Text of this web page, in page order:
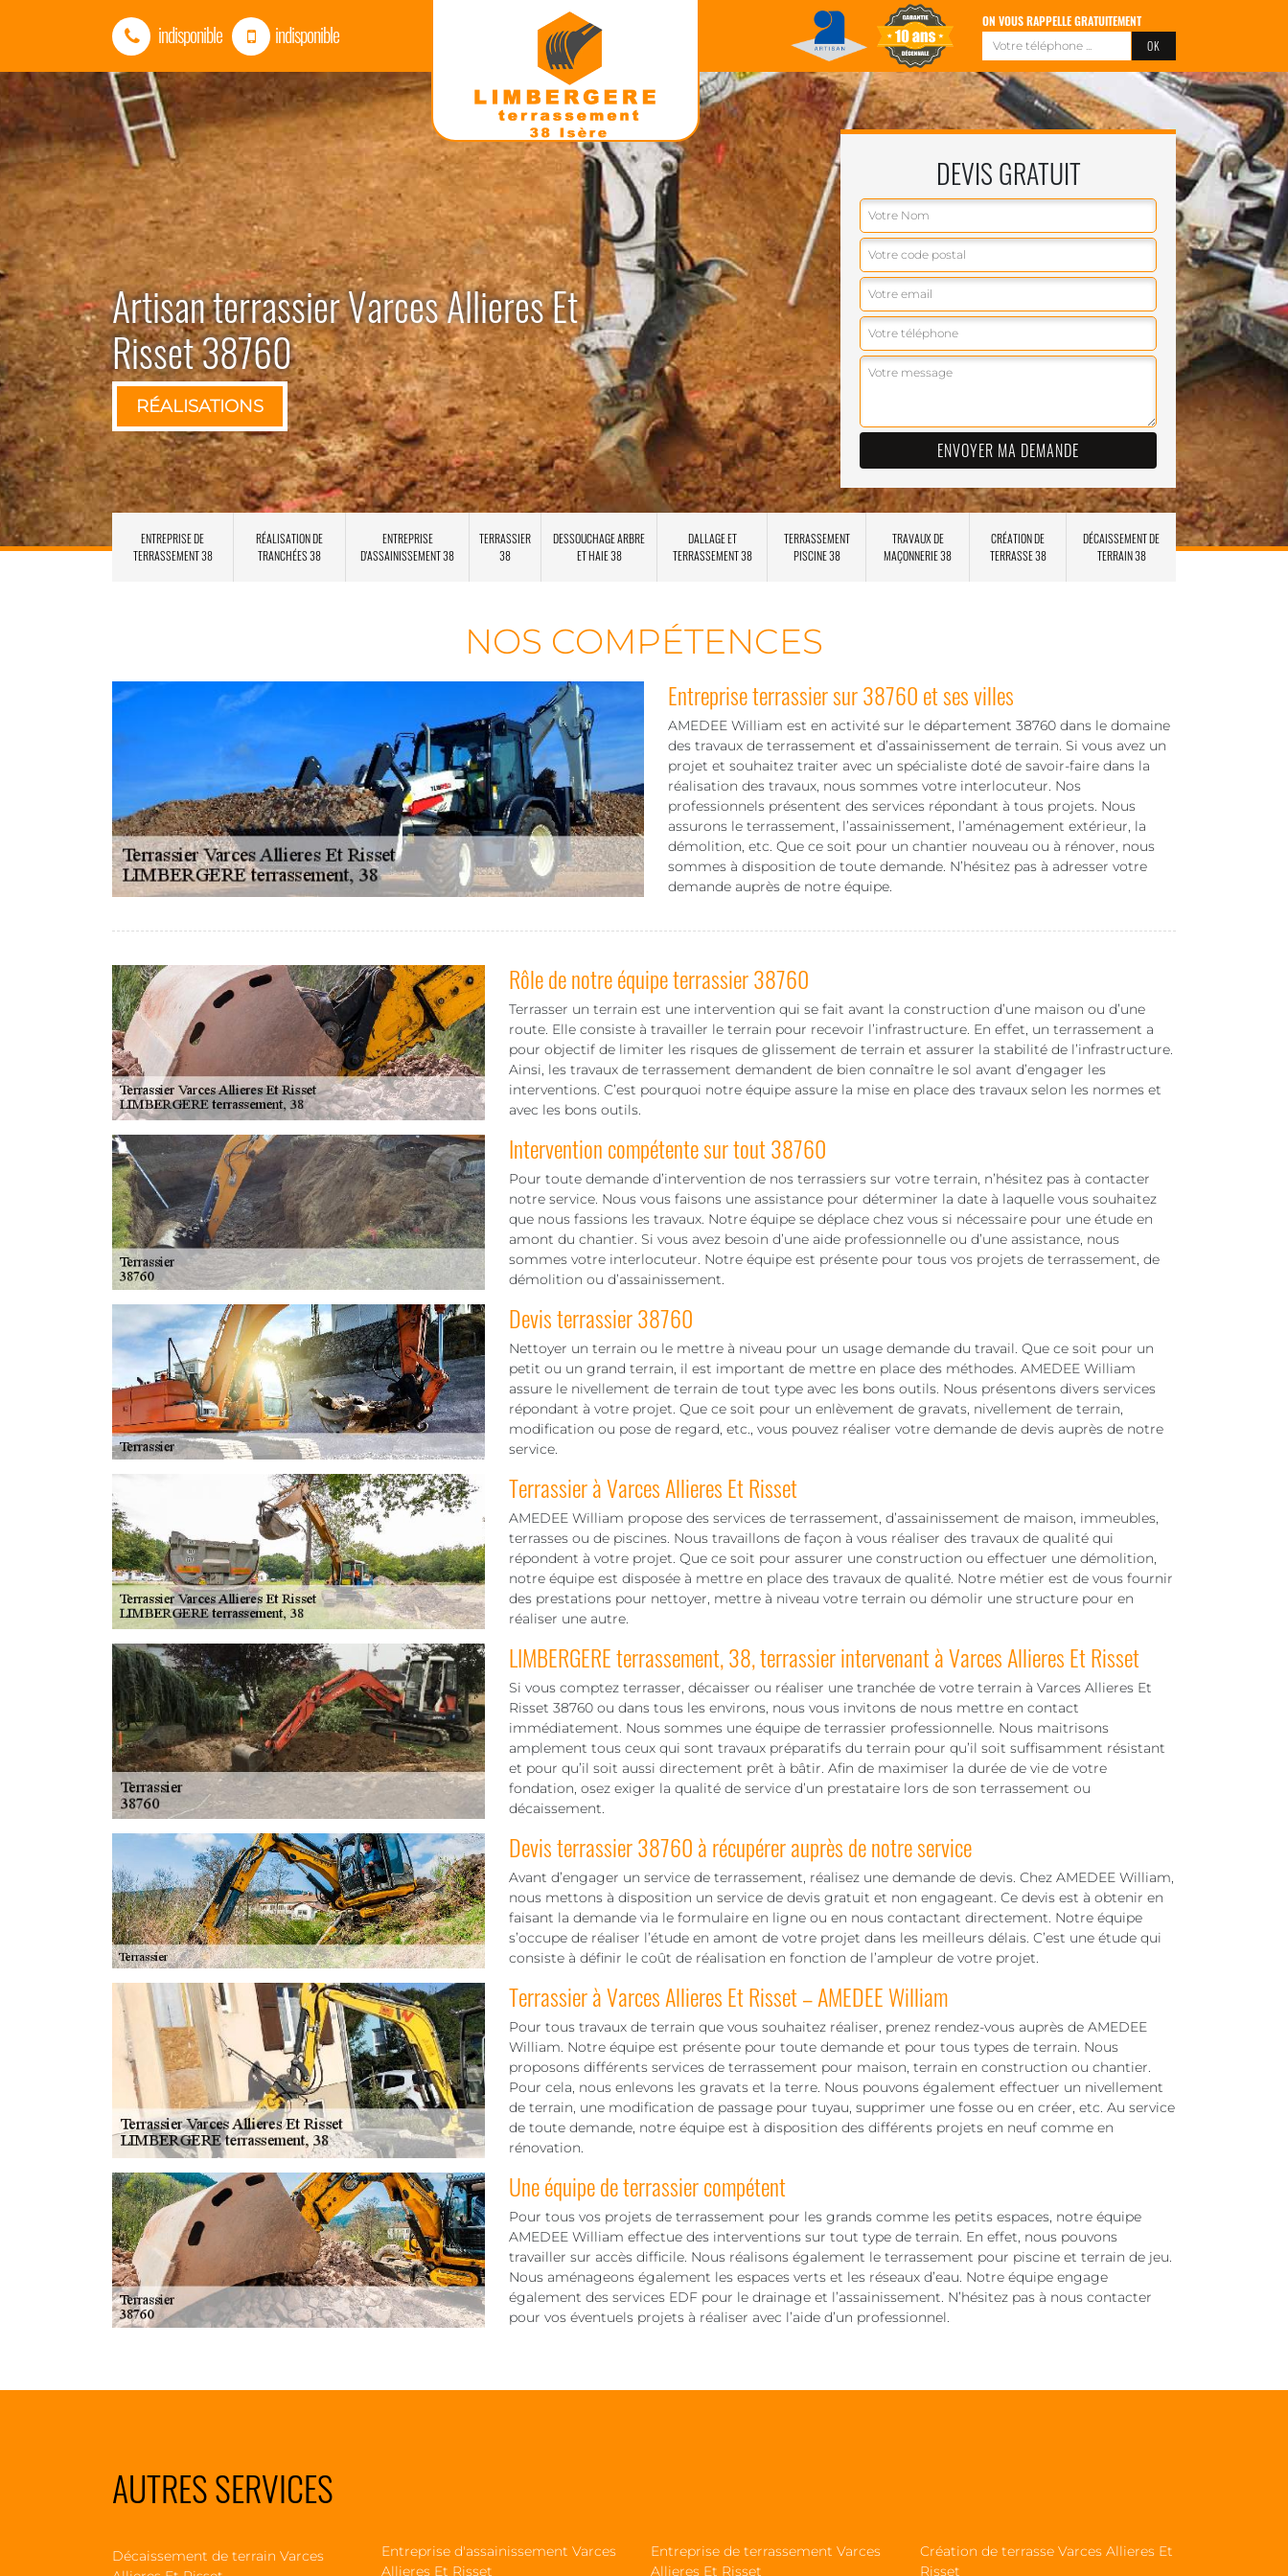
indisponible indisponible ON VOUS RAPPELLE GRATUITEMENT
Artisan terrassier Varces Allieres Et
Risset 38760
RÉALISATIONS
DEVIS GRATUIT
ENTREPRISE DE
TERRASSEMENT 38
RÉALISATION DE
TRANCHÉES 38
ENTREPRISE
D'ASSAINISSEMENT 38
TERRASSIER
38
DESSOUCHAGE ARBRE
ET HAIE 38
DALLAGE ET
TERRASSEMENT 38
TERRASSEMENT
PISCINE 38
TRAVAUX DE
MAÇONNERIE 38
CRÉATION DE
TERRASSE 38
DÉCAISSEMENT DE
TERRAIN 38
NOS COMPÉTENCES
Entreprise terrassier sur 38760 et ses villes
AMEDEE William est en activité sur le département 38760 dans le domaine
des travaux de terrassement et d’assainissement de terrain. Si vous avez un
projet et souhaitez traiter avec un spécialiste doté de savoir-faire dans la
réalisation des travaux, nous sommes votre interlocuteur. Nos
professionnels présentent des services répondant à tous projets. Nous
assurons le terrassement, l’assainissement, l’aménagement extérieur, la
démolition, etc. Que ce soit pour un chantier nouveau ou à rénover, nous
sommes à disposition de toute demande. N’hésitez pas à adresser votre
demande auprès de notre équipe.
Rôle de notre équipe terrassier 38760
Terrasser un terrain est une intervention qui se fait avant la construction d’une maison ou d’une
route. Elle consiste à travailler le terrain pour recevoir l’infrastructure. En effet, un terrassement a
pour objectif de limiter les risques de glissement de terrain et assurer la stabilité de l’infrastructure.
Ainsi, les travaux de terrassement demandent de bien connaître le sol avant d’engager les
interventions. C’est pourquoi notre équipe assure la mise en place des travaux selon les normes et
avec les bons outils.
Intervention compétente sur tout 38760
Pour toute demande d’intervention de nos terrassiers sur votre terrain, n’hésitez pas à contacter
notre service. Nous vous faisons une assistance pour déterminer la date à laquelle vous souhaitez
que nous fassions les travaux. Notre équipe se déplace chez vous si nécessaire pour une étude en
amont du chantier. Si vous avez besoin d’une aide professionnelle ou d’une assistance, nous
sommes votre interlocuteur. Notre équipe est présente pour tous vos projets de terrassement, de
démolition ou d’assainissement.
Devis terrassier 38760
Nettoyer un terrain ou le mettre à niveau pour un usage demande du travail. Que ce soit pour un
petit ou un grand terrain, il est important de mettre en place des méthodes. AMEDEE William
assure le nivellement de terrain de tout type avec les bons outils. Nous présentons divers services
répondant à votre projet. Que ce soit pour un enlèvement de gravats, nivellement de terrain,
modification ou pose de regard, etc., vous pouvez réaliser votre demande de devis auprès de notre
service.
Terrassier à Varces Allieres Et Risset
AMEDEE William propose des services de terrassement, d’assainissement de maison, immeubles,
terrasses ou de piscines. Nous travaillons de façon à vous réaliser des travaux de qualité qui
répondent à votre projet. Que ce soit pour assurer une construction ou effectuer une démolition,
notre équipe est disposée à mettre en place des travaux de qualité. Notre métier est de vous fournir
des prestations pour nettoyer, mettre à niveau votre terrain ou démolir une structure pour en
réaliser une autre.
LIMBERGERE terrassement, 38, terrassier intervenant à Varces Allieres Et Risset
Si vous comptez terrasser, décaisser ou réaliser une tranchée de votre terrain à Varces Allieres Et
Risset 38760 ou dans tous les environs, nous vous invitons de nous mettre en contact
immédiatement. Nous sommes une équipe de terrassier professionnelle. Nous maitrisons
amplement tous ceux qui sont travaux préparatifs du terrain pour qu’il soit suffisamment résistant
et pour qu’il soit aussi directement prêt à bâtir. Afin de maximiser la durée de vie de votre
fondation, osez exiger la qualité de service d’un prestataire lors de son terrassement ou
décaissement.
Devis terrassier 38760 à récupérer auprès de notre service
Avant d’engager un service de terrassement, réalisez une demande de devis. Chez AMEDEE William,
nous mettons à disposition un service de devis gratuit et non engageant. Ce devis est à obtenir en
faisant la demande via le formulaire en ligne ou en nous contactant directement. Notre équipe
s’occupe de réaliser l’étude en amont de votre projet dans les meilleurs délais. C’est une étude qui
consiste à définir le coût de réalisation en fonction de l’ampleur de votre projet.
Terrassier à Varces Allieres Et Risset – AMEDEE William
Pour tous travaux de terrain que vous souhaitez réaliser, prenez rendez-vous auprès de AMEDEE
William. Notre équipe est présente pour toute demande et pour tous types de terrain. Nous
proposons différents services de terrassement pour maison, terrain en construction ou chantier.
Pour cela, nous enlevons les gravats et la terre. Nous pouvons également effectuer un nivellement
de terrain, une modification de passage pour tuyau, supprimer une fosse ou en créer, etc. Au service
de toute demande, notre équipe est à disposition des différents projets en neuf comme en
rénovation.
Une équipe de terrassier compétent
Pour tous vos projets de terrassement pour les grands comme les petits espaces, notre équipe
AMEDEE William effectue des interventions sur tout type de terrain. En effet, nous pouvons
travailler sur accès difficile. Nous réalisons également le terrassement pour piscine et terrain de jeu.
Nous aménageons également les espaces verts et les réseaux d’eau. Notre équipe engage
également des services EDF pour le drainage et l’assainissement. N’hésitez pas à nous contacter
pour vos éventuels projets à réaliser avec l’aide d’un professionnel.
AUTRES SERVICES
Décaissement de terrain Varces
Entreprise d'assainissement Varces
Allieres Et Risset
Entreprise de terrassement Varces
Allieres Et Risset
Création de terrasse Varces Allieres Et
Risset